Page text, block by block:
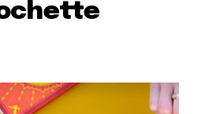
sera pas publiée.
indiqués avec
nouveaux commentaires